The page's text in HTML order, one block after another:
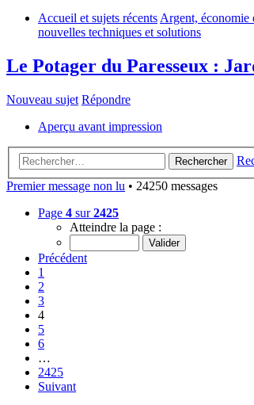
Accueil et sujets récentsArgent, économie
nouvelles techniques et solutions
Le Potager du Paresseux :
Nouveau sujet Répondre
Aperçu avant impression
Rechercher
Premier message non lu • 24250 messages
Page 4 sur2425
Atteindre la page :
Précédent
1
2
3
4
5
6
…
2425
Suivant